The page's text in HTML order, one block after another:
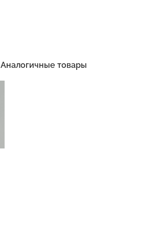
Аналогичные товары